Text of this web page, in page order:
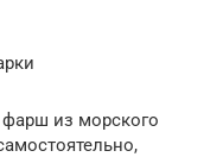
из морского